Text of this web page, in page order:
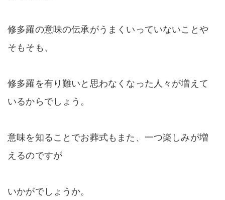
修多羅の意味の伝承がうまくいっていないことや
そもそも、
修多羅を有り難いと思わなくなった人々が増えて
いるからでしょう。
意味を知ることでお葬式もまた、一つ楽しみが増
えるのですが
いかがでしょうか。